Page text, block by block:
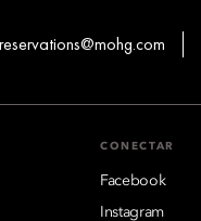
CONECTAR
Facebook
Instagram